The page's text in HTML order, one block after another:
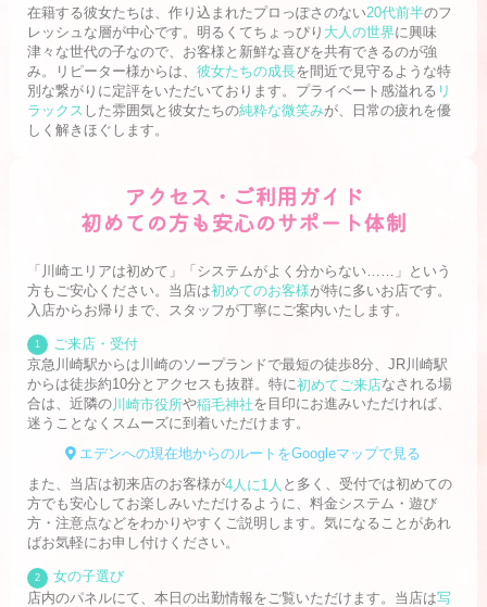
在籍する彼女たちは、作り込まれたプロっぽさのない20代前半のフ
レッシュな層が中心です。明るくてちょっぴり 大人の世界に興味
津々な世代の子なので、お客様と新鮮な喜びを共有できるのが強
み。リピーター様からは、 彼女たちの成長を間近で見守るような特
別な繋がりに定評をいただいております。プライベート感溢れる リ
ラックス した雰囲気と彼女たちの純粋な微笑みが、日常の疲れを優
しく解きほぐします。
アクセス・ご利用ガイド
初めての方も安心のサポート体制
「川崎エリアは初めて」「システムがよく分からない……」という
方もご安心ください。当店は初めてのお客様が特に多いお店です。
入店からお帰りまで、スタッフが丁寧にご案内いたします。
1
ご来店・受付
京急川崎駅からは川崎のソープランドで最短の徒歩8分、JR川崎駅
からは徒歩約10分とアクセスも抜群。特に初めてご来店なされる場
合は、近隣の川崎市役所や稲毛神社を目印にお進みいただければ、
迷うことなくスムーズに到着いただけます。
エデンへの現在地からのルートをGoogleマップで見る
また、当店は初来店のお客様が4人に1人 と多く、受付では初めての
方でも安心してお楽しみいただけるように、料金システム・遊び
方・注意点などをわかりやすくご説明します。気になることがあれ
ばお気軽にお申し付けください。
2
女の子選び
店内のパネルにて、本日の出勤情報をご覧いただけます。当店は写